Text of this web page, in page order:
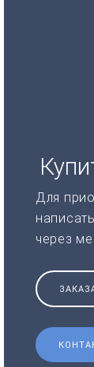
Для
через